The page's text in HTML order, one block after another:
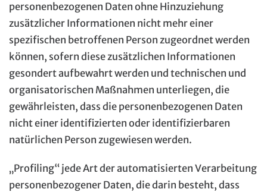
personenbezogenen Daten ohne Hinzuziehung
zusätzlicher Informationen nicht mehr einer
spezifischen betroffenen Person zugeordnet werden
können, sofern diese zusätzlichen Informationen
gesondert aufbewahrt werden und technischen und
organisatorischen Maßnahmen unterliegen, die
gewährleisten, dass die personenbezogenen Daten
nicht einer identifizierten oder identifizierbaren
natürlichen Person zugewiesen werden.
„Profiling“ jede Art der automatisierten Verarbeitung
personenbezogener Daten, die darin besteht, dass